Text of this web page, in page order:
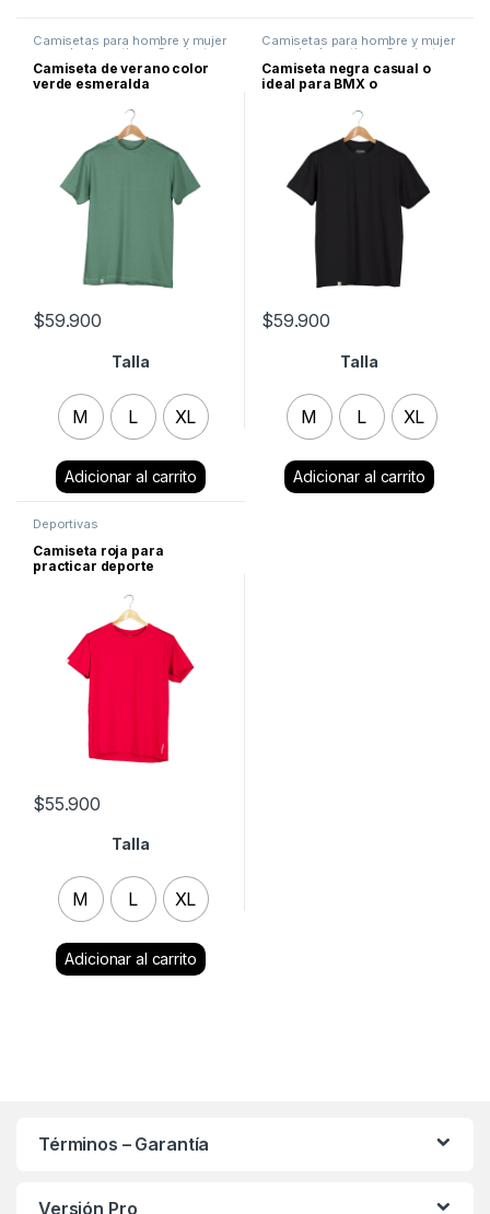
Camisetas para hombre y mujer
casual y deportivas Camisetas
Unisex,Lo último
Camiseta de verano color
verde esmeralda
$59.900
Talla
M L XL
Clear
Camisetas para hombre y mujer
casual y deportivas Camisetas
Unisex,Lo último
Camiseta negra casual o
ideal para BMX o
$59.900
Talla
M L XL
Clear
Deportivas
Camiseta roja para
practicar deporte
$55.900
Talla
M L XL
Clear
Términos – Garantía
Versión Pro